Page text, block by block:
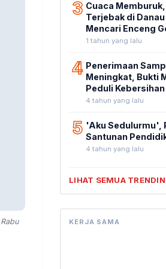
3 Cuaca
Terjebak di
Mencari Enceng
1 tahun yang lalu
4 Penerimaan
Meningkat, Bukti
Peduli Kebersihan
4 tahun yang lalu
5 'Aku Sedulurmu',
Santunan
4 tahun yang lalu
LIHAT SEMUA
KERJA SAMA